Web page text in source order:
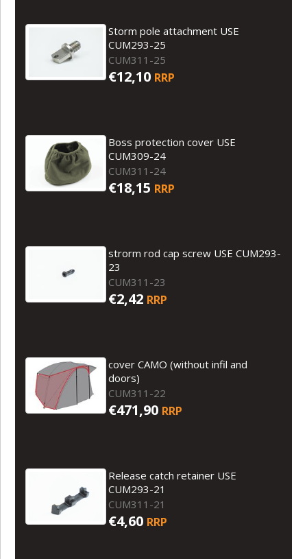
Storm pole attachment USE
CUM293-25
CUM311-25
€12,10 RRP
Boss protection cover USE
CUM309-24
CUM311-24
€18,15 RRP
strorm rod cap screw USE CUM293-
23
CUM311-23
€2,42 RRP
cover CAMO (without infil and
doors)
CUM311-22
€471,90 RRP
Release catch retainer USE
CUM293-21
CUM311-21
€4,60 RRP